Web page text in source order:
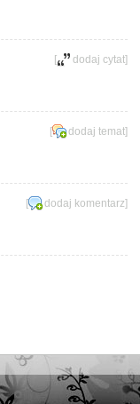
[ dodaj cytat]
[ dodaj temat]
[ dodaj komentarz]